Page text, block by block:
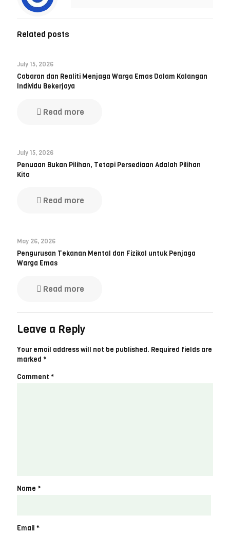
Related posts
July 15, 2026
Cabaran dan Realiti Menjaga Warga Emas Dalam Kalangan
Individu Bekerjaya
Read more
July 15, 2026
Penuaan Bukan Pilihan, Tetapi Persediaan Adalah Pilihan
Kita
Read more
May 26, 2026
Pengurusan Tekanan Mental dan Fizikal untuk Penjaga
Warga Emas
Read more
Leave a Reply
Your email address will not be published. Required fields are
marked *
Comment *
Name *
Email *